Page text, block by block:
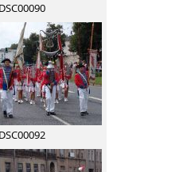
DSC00090
DSC00092